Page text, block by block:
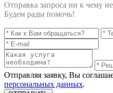
Отправка запроса ни к чему
Будем рады помочь!
Отправляя заявку, Вы
персональных данных.